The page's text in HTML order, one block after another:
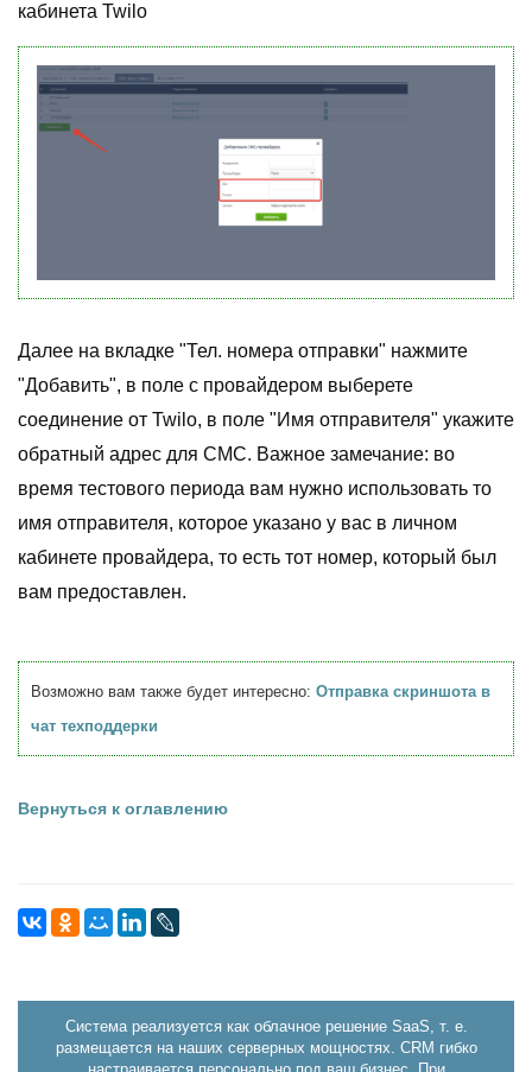
кабинета Twilo
Далее на вкладке "Тел. номера отправки" нажмите
"Добавить", в поле с провайдером выберете
соединение от Twilo, в поле "Имя отправителя" укажите
обратный адрес для СМС. Важное замечание: во
время тестового периода вам нужно использовать то
имя отправителя, которое указано у вас в личном
кабинете провайдера, то есть тот номер, который был
вам предоставлен.
Возможно вам также будет интересно: Отправка скриншота в
чат техподдерки
Вернуться к оглавлению
Система реализуется как облачное решение SaaS, т. е.
размещается на наших серверных мощностях. CRM гибко